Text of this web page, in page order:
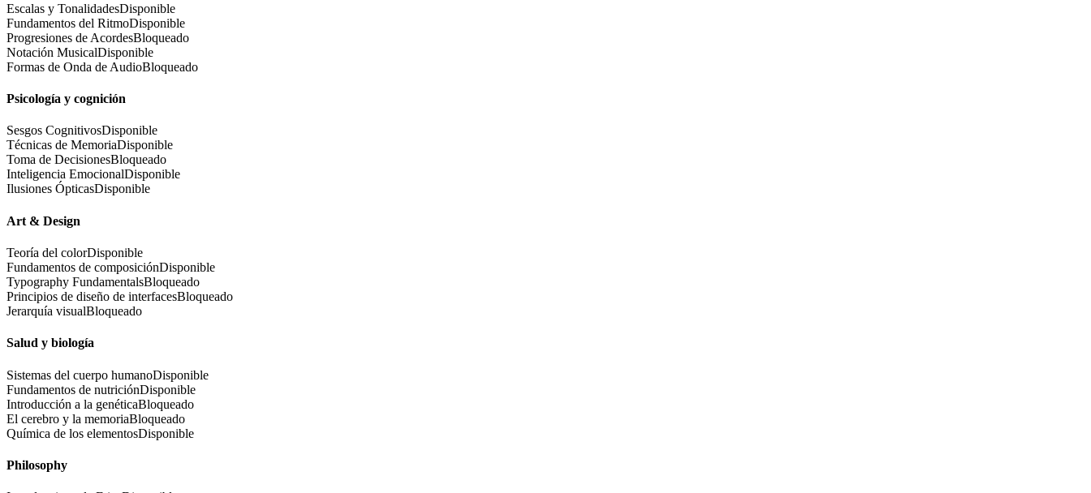
Escalas y TonalidadesDisponible
Fundamentos del RitmoDisponible
Progresiones de AcordesBloqueado
Notación MusicalDisponible
Formas de Onda de AudioBloqueado
Psicología y cognición
Sesgos CognitivosDisponible
Técnicas de MemoriaDisponible
Toma de DecisionesBloqueado
Inteligencia EmocionalDisponible
Ilusiones ÓpticasDisponible
Art & Design
Teoría del colorDisponible
Fundamentos de composiciónDisponible
Typography FundamentalsBloqueado
Principios de diseño de interfacesBloqueado
Jerarquía visualBloqueado
Salud y biología
Sistemas del cuerpo humanoDisponible
Fundamentos de nutriciónDisponible
Introducción a la genéticaBloqueado
El cerebro y la memoriaBloqueado
Química de los elementosDisponible
Philosophy